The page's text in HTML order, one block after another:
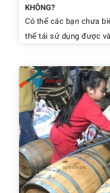
KHÔNG?
Có thể các bạn chưa
thể tái sử dụng được